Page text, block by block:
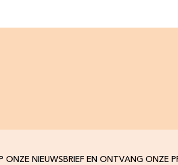
ONZE NIEUWSBRIEF EN ONTVANG ONZE